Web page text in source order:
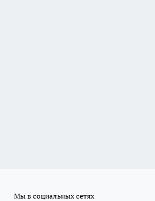
Мы в социальных сетях